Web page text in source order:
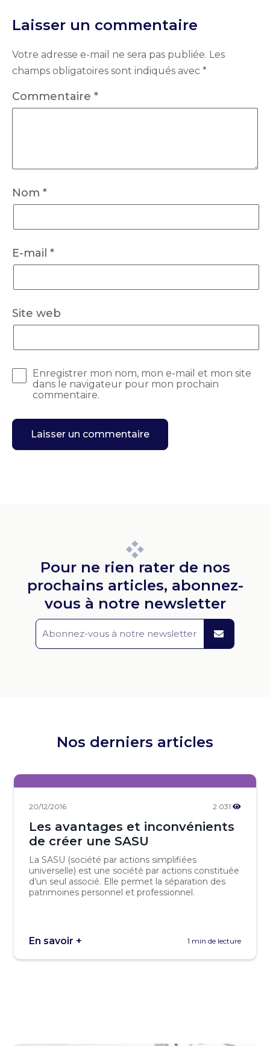
Laisser un commentaire
Votre adresse e-mail ne sera pas publiée. Les
champs obligatoires sont indiqués avec *
Commentaire *
Nom *
E-mail *
Site web
Enregistrer mon nom, mon e-mail et mon site
dans le navigateur pour mon prochain
commentaire.
Pour ne rien rater de nos
prochains articles, abonnez-
vous à notre newsletter
Nos derniers articles
20/12/2016 2 031
Les avantages et inconvénients
de créer une SASU
La SASU (société par actions simplifiées
universelle) est une société par actions constituée
d’un seul associé. Elle permet la séparation des
patrimoines personnel et professionnel.
En savoir + 1 min de lecture